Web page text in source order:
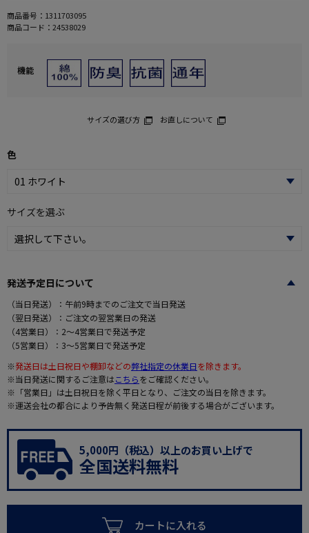
商品番号： 1311703095
商品コード： 24538029
機能
サイズの選び方 お直しについて
色
サイズを選ぶ
発送予定日について
（当日発送）：午前9時までのご注文で当日発送
（翌日発送）：ご注文の翌営業日の発送
（4営業日）：2～4営業日で発送予定
（5営業日）：3～5営業日で発送予定
※発送日は土日祝日や棚卸などの弊社指定の休業日を除きます。
※当日発送に関するご注意はこちらをご確認ください。
※「営業日」は土日祝日を除く平日となり、ご注文の当日を除きます。
※運送会社の都合により予告無く発送日程が前後する場合がございます。
5,000円（税込）以上のお買い上げで
全国送料無料
カートに入れる